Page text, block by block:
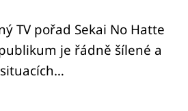
TV pořad Sekai No Hatte
je řádně šílené a